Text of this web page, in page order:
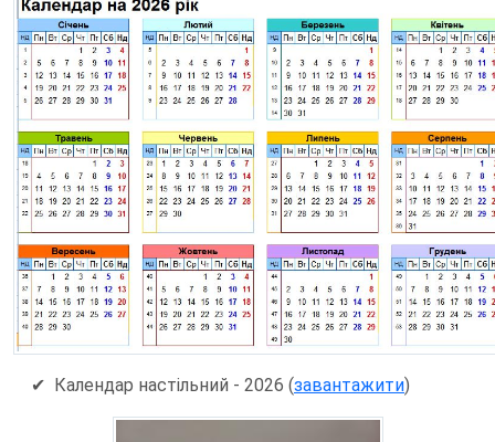
✔ Календар настільний - 2026 (завантажити)